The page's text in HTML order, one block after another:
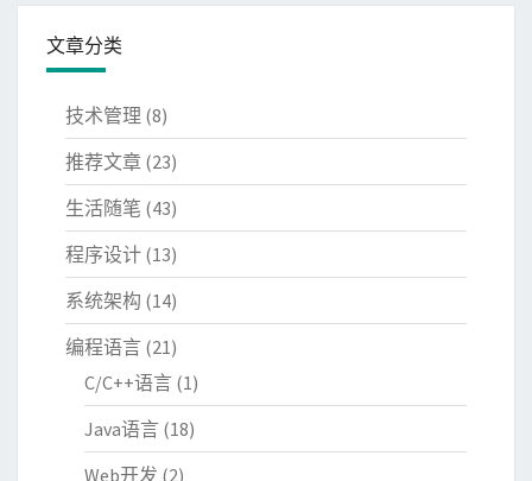
文章分类
技术管理 (8)
推荐文章 (23)
生活随笔 (43)
程序设计 (13)
系统架构 (14)
编程语言 (21)
C/C++语言 (1)
Java语言 (18)
Web开发 (2)